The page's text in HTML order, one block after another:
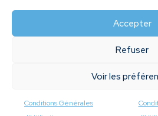
Accepter
Refuser
Voir les
Conditions Générales
Fondation Campus Biotech
Conditions Générales